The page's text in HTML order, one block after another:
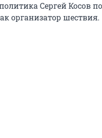
Сергей Косов
организатор шествия.